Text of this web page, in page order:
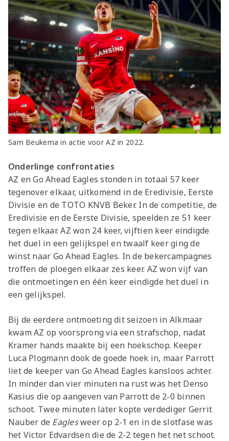
Sam Beukema in actie voor AZ in 2022.
Onderlinge confrontaties
AZ en Go Ahead Eagles stonden in totaal 57 keer
tegenover elkaar, uitkomend in de Eredivisie, Eerste
Divisie en de TOTO KNVB Beker. In de competitie, de
Eredivisie en de Eerste Divisie, speelden ze 51 keer
tegen elkaar. AZ won 24 keer, vijftien keer eindigde
het duel in een gelijkspel en twaalf keer ging de
winst naar Go Ahead Eagles. In de bekercampagnes
troffen de ploegen elkaar zes keer. AZ won vijf van
die ontmoetingen en één keer eindigde het duel in
een gelijkspel.
Bij de eerdere ontmoeting dit seizoen in Alkmaar
kwam AZ op voorsprong via een strafschop, nadat
Kramer hands maakte bij een hoekschop. Keeper
Luca Plogmann dook de goede hoek in, maar Parrott
liet de keeper van Go Ahead Eagles kansloos achter.
In minder dan vier minuten na rust was het Denso
Kasius die op aangeven van Parrott de 2-0 binnen
schoot. Twee minuten later kopte verdediger Gerrit
Nauber de Eaglesweer op 2-1 en in de slotfase was
het Victor Edvardsen die de 2-2 tegen het net schoot.